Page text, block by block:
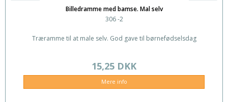
Billedramme med bamse. Mal selv
306 -2
Træramme til at male selv. God gave til børnefødselsdag
15,25 DKK
Mere info